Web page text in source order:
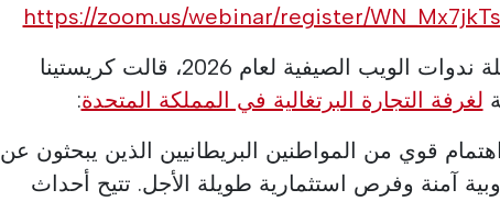
https://zoom.us/webinar/register/
تعليقًا على إطلاق سلسلة ندوات الويب الصيفية لعام 2026، قالت كريستينا
لغرفة التجارة البرتغالية في المملكة المتحدة:
قوي من المواطنين البريطانيين الذين يبحثون عن
آمنة وفرص استثمارية طويلة الأجل. تتيح أحداث